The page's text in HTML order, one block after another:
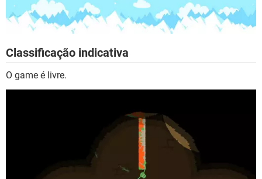
Classificação indicativa
O game é livre.